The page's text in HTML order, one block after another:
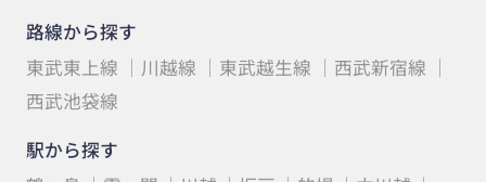
路線から探す
東武東上線
川越線 東武越生線
西武新宿線
西武池袋線
駅から探す